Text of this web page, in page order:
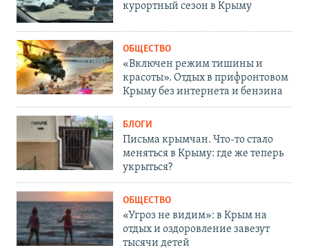
курортный сезон в Крыму
ОБЩЕСТВО
«Включен режим тишины и
красоты». Отдых в прифронтовом
Крыму без интернета и бензина
БЛОГИ
Письма крымчан. Что-то стало
меняться в Крыму: где же теперь
укрыться?
ОБЩЕСТВО
«Угроз не видим»: в Крым на
отдых и оздоровление завезут
тысячи детей